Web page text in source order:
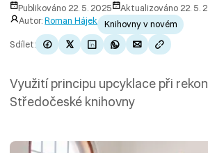
Publikováno 22. 5. 2025
Aktualizováno 22. 5.
Autor:Roman Hájek
Knihovny v novém
Sdílet:
Využití principu upcyklace při
Středočeské knihovny